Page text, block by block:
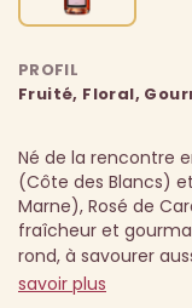
PROFIL
Fruité, Floral,
Né de la rencontre
(Côte des Blancs)
Marne), Rosé de
fraîcheur et
rond, à savourer
savoir plus